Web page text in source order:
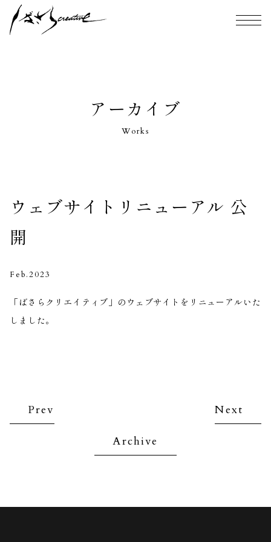
アーカイブ
Works
ウェブサイトリニューアル 公
開
Feb.2023
「ばさらクリエイティブ」のウェブサイトをリニューアルいた
しました。
Prev Next
Archive